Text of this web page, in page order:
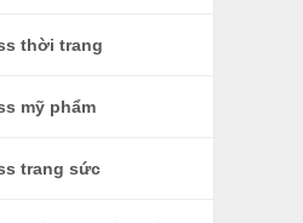
thời trang
mỹ phẩm
trang sức